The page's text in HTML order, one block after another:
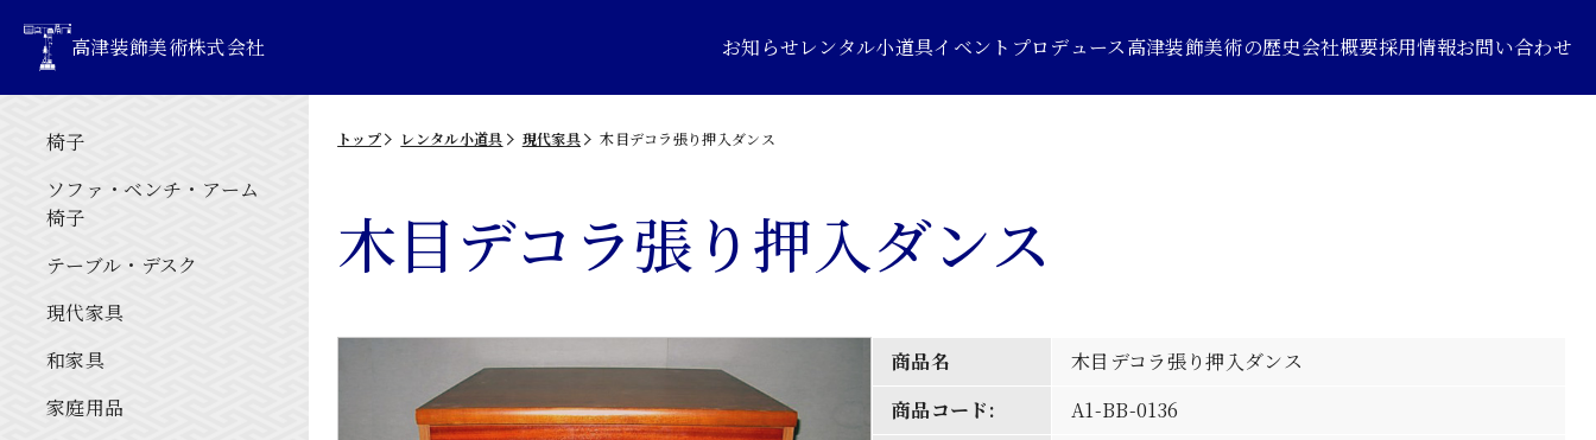
高津装飾美術株式会社 お知らせレンタル小道具イベントプロデュース高津装飾美術の歴史会社概要採用情報お問い合わせ
椅子
ソファ・ベンチ・アーム
椅子
テーブル・デスク
現代家具
和家具
家庭用品
トップ レンタル小道具 現代家具 木目デコラ張り押入ダンス
木目デコラ張り押入ダンス
商品名
木目デコラ張り押入ダンス
商品コード:
A1-BB-0136